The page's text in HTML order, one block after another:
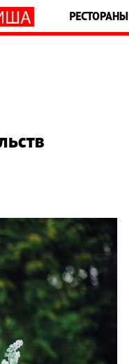
РЕСТОРАНЫ